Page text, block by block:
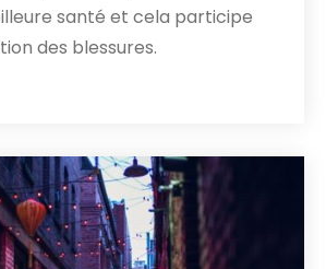
santé et cela participe
des blessures.